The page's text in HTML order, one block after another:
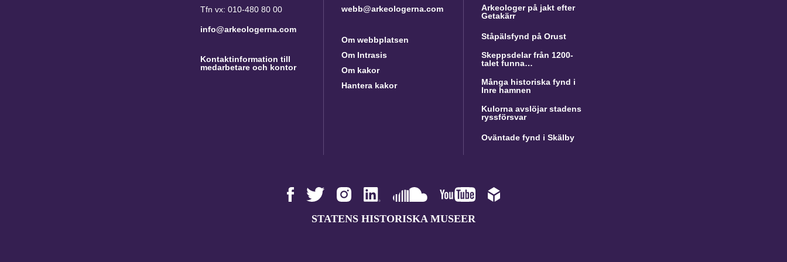
Tfn vx: 010-480 80 00
info@arkeologerna.com
Kontaktinformation till
medarbetare och kontor
webb@arkeologerna.com
Om webbplatsen
Om Intrasis
Om kakor
Hantera kakor
Arkeologer på jakt efter
Getakärr
Ståpälsfynd på Orust
Skeppsdelar från 1200-
talet funna…
Många historiska fynd i
Inre hamnen
Kulorna avslöjar stadens
ryssförsvar
Oväntade fynd i Skälby
STATENS HISTORISKA MUSEER